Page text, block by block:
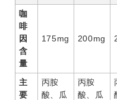
咖
啡
因
含
量
175mg 200mg
主
要
丙胺
酸、瓜
丙胺
酸、瓜